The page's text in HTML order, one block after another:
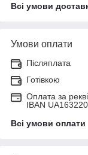
Всі умови
Умови оплати
Післяплата
Готівкою
Оплата за
IBAN
Всі умови оплати